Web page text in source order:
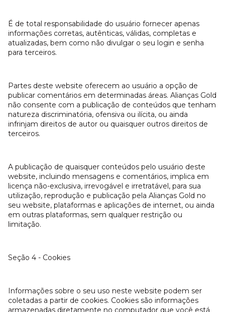
É de total responsabilidade do usuário fornecer apenas
informações corretas, autênticas, válidas, completas e
atualizadas, bem como não divulgar o seu login e senha
para terceiros.
Partes deste website oferecem ao usuário a opção de
publicar comentários em determinadas áreas. Alianças Gold
não consente com a publicação de conteúdos que tenham
natureza discriminatória, ofensiva ou ilícita, ou ainda
infrinjam direitos de autor ou quaisquer outros direitos de
terceiros.
A publicação de quaisquer conteúdos pelo usuário deste
website, incluindo mensagens e comentários, implica em
licença não-exclusiva, irrevogável e irretratável, para sua
utilização, reprodução e publicação pela Alianças Gold no
seu website, plataformas e aplicações de internet, ou ainda
em outras plataformas, sem qualquer restrição ou
limitação.
Seção 4 - Cookies
Informações sobre o seu uso neste website podem ser
coletadas a partir de cookies. Cookies são informações
armazenadas diretamente no computador que você está